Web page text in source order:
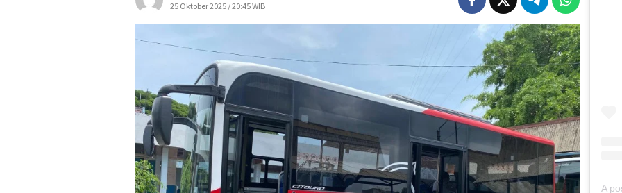
25 Oktober 2025 / 20:45 WIB